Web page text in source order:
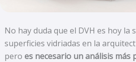
No hay duda que el DVH es hoy la
superficies vidriadas en la
pero es necesario un análisis más